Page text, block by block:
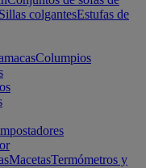
Sillas colgantesEstufas de
Columpios
MacetasTermómetros y